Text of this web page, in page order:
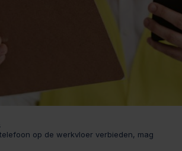
op de werkvloer verbieden, mag